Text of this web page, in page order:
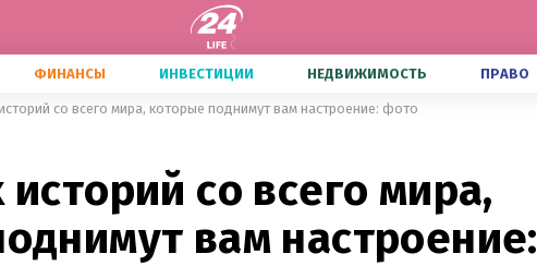
ФИНАНСЫ ИНВЕСТИЦИИ НЕДВИЖИМОСТЬ ПРАВО
со всего мира, которые поднимут вам настроение: фото
со всего мира,
вам настроение: